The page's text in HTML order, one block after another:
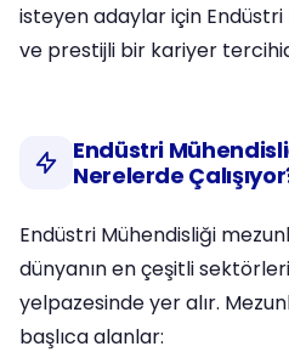
isteyen adaylar için
ve prestijli bir kariyer
Endüstri
Nerelerde
Endüstri Mühendisliği
dünyanın en çeşitli
yelpazesinde yer alır.
başlıca alanlar: